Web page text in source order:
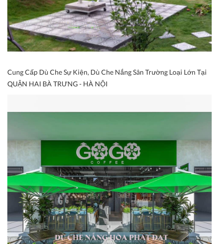
Cung Cấp Dù Che Sự Kiện, Dù Che Nắng Sân Trường Loại Lớn Tại
QUẬN HAI BÀ TRƯNG - HÀ NỘI